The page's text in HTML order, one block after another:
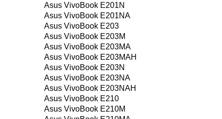
Asus VivoBook E201N
Asus VivoBook E201NA
Asus VivoBook E203
Asus VivoBook E203M
Asus VivoBook E203MA
Asus VivoBook E203MAH
Asus VivoBook E203N
Asus VivoBook E203NA
Asus VivoBook E203NAH
Asus VivoBook E210
Asus VivoBook E210M